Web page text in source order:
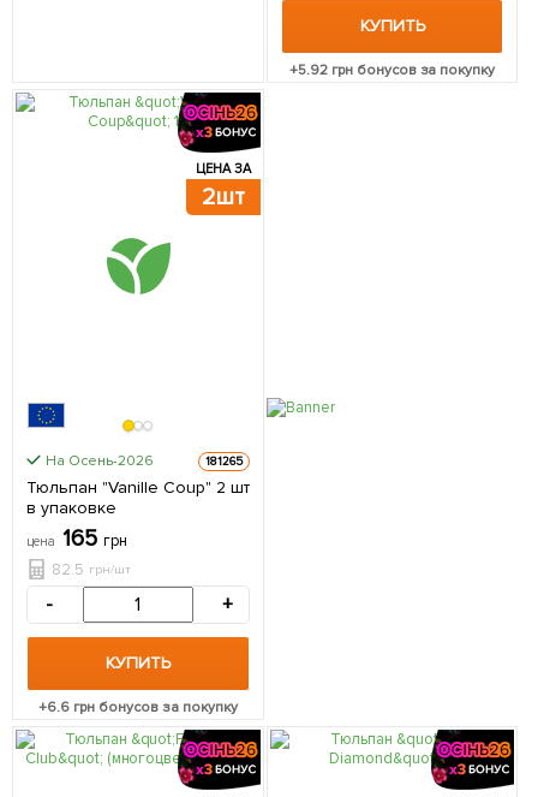
КУПИТЬ
+5.92грн бонусов за покупку
ЦЕНА ЗА
2шт
На Осень-2026 181265
Тюльпан "Vanille Coup" 2 шт
в упаковке
цена 165 грн
82.5 грн/шт
- +
КУПИТЬ
+6.6 грн бонусов за покупку